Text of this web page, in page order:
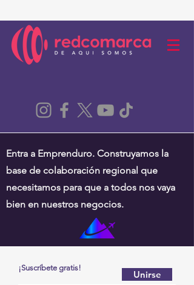
Entra a Emprenduro. Construyamos la
base de colaboración regional que
necesitamos para que a todos nos vaya
bien en nuestros negocios.
¡Suscríbete gratis!
Unirse